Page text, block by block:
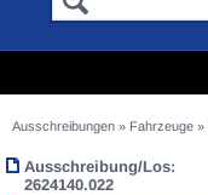
Ausschreibungen » Fahrzeuge »
Ausschreibung/Los:
2624140.022